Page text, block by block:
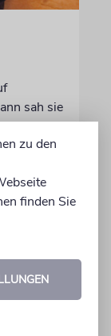
sah sie
zu den
finden Sie